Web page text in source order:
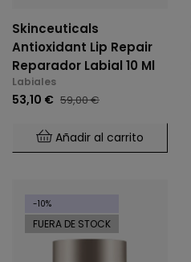
Skinceuticals
Antioxidant Lip Repair
Reparador Labial 10 Ml
Labiales
53,10 € 59,00 €
Añadir al carrito
-10%
FUERA DE STOCK